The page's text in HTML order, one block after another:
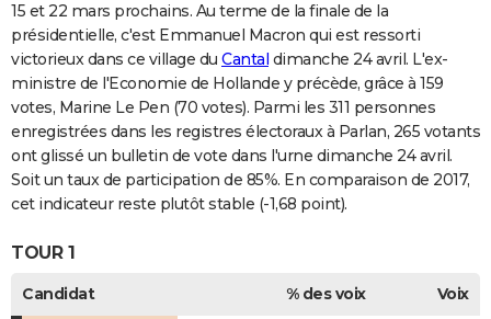
15 et 22 mars prochains. Au terme de la finale de la
présidentielle, c'est Emmanuel Macron qui est ressorti
victorieux dans ce village du Cantal dimanche 24 avril. L'ex-
ministre de l'Economie de Hollande y précède, grâce à 159
votes, Marine Le Pen (70 votes). Parmi les 311 personnes
enregistrées dans les registres électoraux à Parlan, 265 votants
ont glissé un bulletin de vote dans l'urne dimanche 24 avril.
Soit un taux de participation de 85%. En comparaison de 2017,
cet indicateur reste plutôt stable (-1,68 point).
TOUR 1
Candidat % des voix
Voix